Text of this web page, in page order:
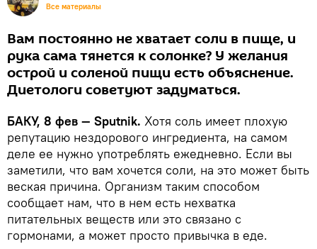
Все материалы
Вам постоянно не хватает соли в пище, и
рука сама тянется к солонке? У желания
острой и соленой пищи есть объяснение.
Диетологи советуют задуматься.
БАКУ, 8 фев — Sputnik. Хотя соль имеет плохую
репутацию нездорового ингредиента, на самом
деле ее нужно употреблять ежедневно. Если вы
заметили, что вам хочется соли, на это может быть
веская причина. Организм таким способом
сообщает нам, что в нем есть нехватка
питательных веществ или это связано с
гормонами, а может просто привычка в еде.